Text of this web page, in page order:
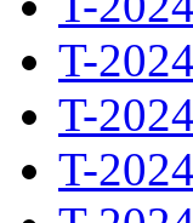
T-
T-
T-